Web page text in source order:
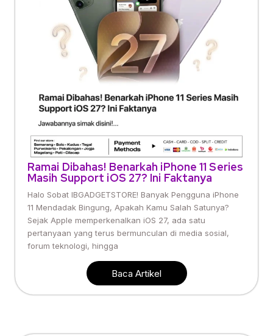
Ramai Dibahas! Benarkah iPhone 11 Series
Masih Support iOS 27? Ini Faktanya
Halo Sobat IBGADGETSTORE! Banyak Pengguna iPhone
11 Mendadak Bingung, Apakah Kamu Salah Satunya?
Sejak Apple memperkenalkan iOS 27, ada satu
pertanyaan yang terus bermunculan di media sosial,
forum teknologi, hingga
Baca Artikel